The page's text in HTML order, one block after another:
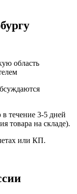
область
в течение 3-5 дней
товара на складе).
или КП.